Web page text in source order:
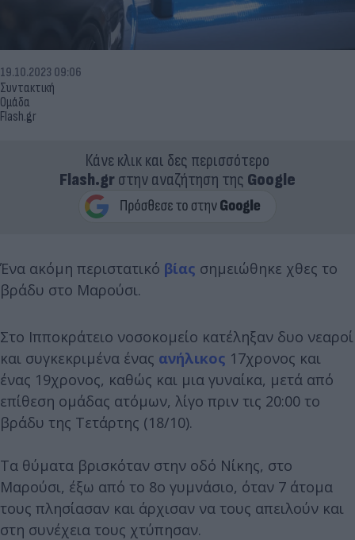
Συντακτική
Ομάδα
Flash.gr
19.10.2023 09:06
Κάνε κλικ και δες περισσότερο
Flash.grστην αναζήτηση της Google
Ένα ακόμη περιστατικό βίας σημειώθηκε χθες το
βράδυ στο Μαρούσι.
Στο Ιπποκράτειο νοσοκομείο κατέληξαν δυο νεαροί
και συγκεκριμένα ένας ανήλικος 17χρονος και
ένας 19χρονος, καθώς και μια γυναίκα, μετά από
επίθεση ομάδας ατόμων, λίγο πριν τις 20:00 το
βράδυ της Τετάρτης (18/10).
Τα θύματα βρισκόταν στην οδό Νίκης, στο
Μαρούσι, έξω από το 8ο γυμνάσιο, όταν 7 άτομα
τους πλησίασαν και άρχισαν να τους απειλούν και
στη συνέχεια τους χτύπησαν.